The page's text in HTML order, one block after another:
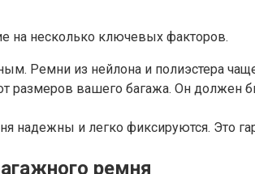
на несколько ключевых факторов.
Ремни из нейлона и полиэстера
размеров вашего багажа. Он
надежны и легко фиксируются. Это
ремня